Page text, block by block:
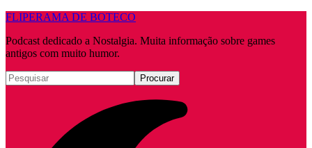
FLIPERAMA DE BOTECO
Podcast dedicado a Nostalgia. Muita informação sobre games
antigos com muito humor.